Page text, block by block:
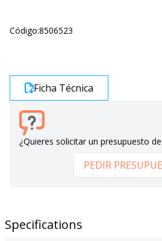
Código:8506523
Ficha Técnica
¿Quieres solicitar un presupuesto
PEDIR
Specifications